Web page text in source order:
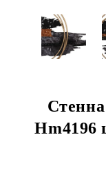
Hm4196